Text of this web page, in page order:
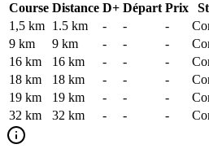
Course Distance D+ Départ Prix
1,5 km 1.5 km - - -
9 km
9 km - - -
16 km
16 km - - -
18 km
18 km - - -
19 km
19 km - - -
32 km
32 km - - -